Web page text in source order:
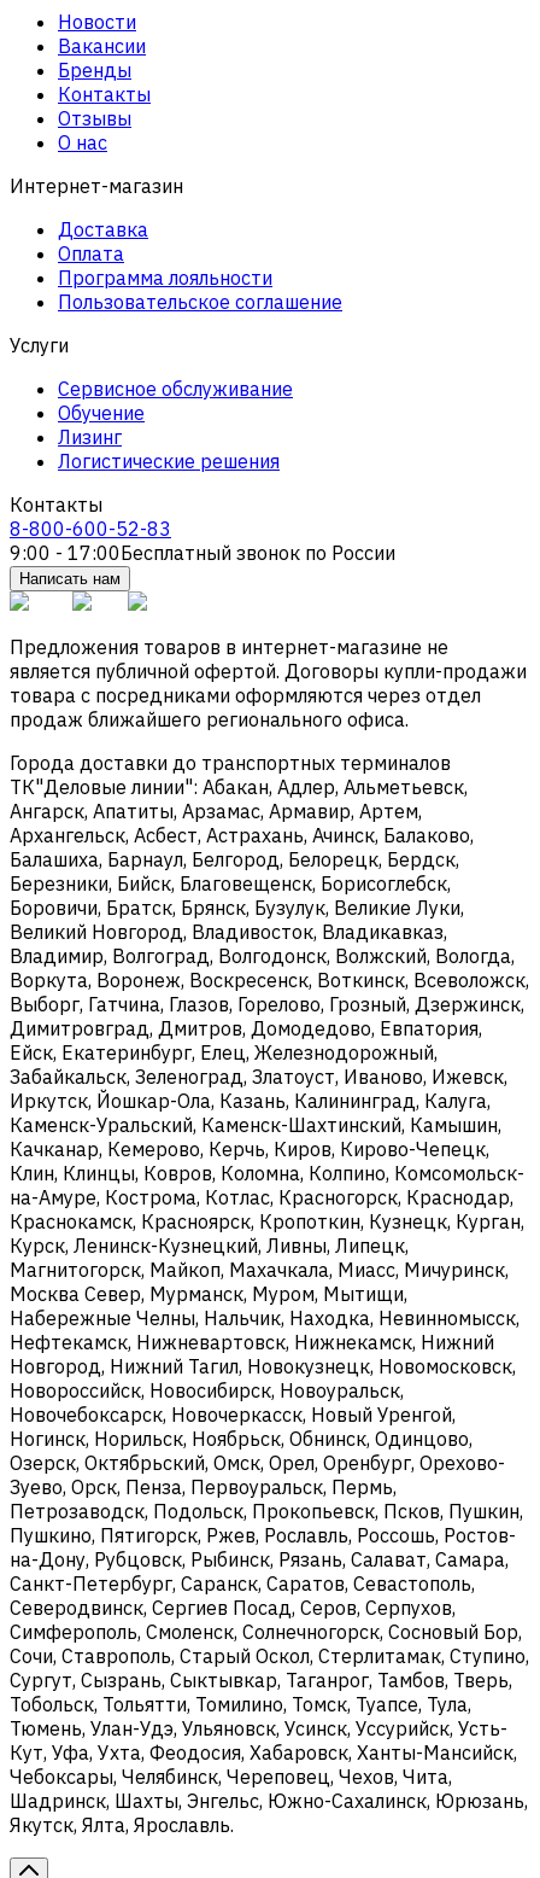
Новости
Вакансии
Бренды
Контакты
Отзывы
О нас
Интернет-магазин
Доставка
Оплата
Программа лояльности
Пользовательское соглашение
Услуги
Сервисное обслуживание
Обучение
Лизинг
Логистические решения
Контакты
8-800-600-52-83
9:00 - 17:00Бесплатный звонок по России
Написать нам
Предложения товаров в интернет-магазине не
является публичной офертой. Договоры купли-продажи
товара с посредниками оформляются через отдел
продаж ближайшего регионального офиса.
Города доставки до транспортных терминалов
ТК"Деловые линии": Абакан, Адлер, Альметьевск,
Ангарск, Апатиты, Арзамас, Армавир, Артем,
Архангельск, Асбест, Астрахань, Ачинск, Балаково,
Балашиха, Барнаул, Белгород, Белорецк, Бердск,
Березники, Бийск, Благовещенск, Борисоглебск,
Боровичи, Братск, Брянск, Бузулук, Великие Луки,
Великий Новгород, Владивосток, Владикавказ,
Владимир, Волгоград, Волгодонск, Волжский, Вологда,
Воркута, Воронеж, Воскресенск, Воткинск, Всеволожск,
Выборг, Гатчина, Глазов, Горелово, Грозный, Дзержинск,
Димитровград, Дмитров, Домодедово, Евпатория,
Ейск, Екатеринбург, Елец, Железнодорожный,
Забайкальск, Зеленоград, Златоуст, Иваново, Ижевск,
Иркутск, Йошкар-Ола, Казань, Калининград, Калуга,
Каменск-Уральский, Каменск-Шахтинский, Камышин,
Качканар, Кемерово, Керчь, Киров, Кирово-Чепецк,
Клин, Клинцы, Ковров, Коломна, Колпино, Комсомольск-
на-Амуре, Кострома, Котлас, Красногорск, Краснодар,
Краснокамск, Красноярск, Кропоткин, Кузнецк, Курган,
Курск, Ленинск-Кузнецкий, Ливны, Липецк,
Магнитогорск, Майкоп, Махачкала, Миасс, Мичуринск,
Москва Север, Мурманск, Муром, Мытищи,
Набережные Челны, Нальчик, Находка, Невинномысск,
Нефтекамск, Нижневартовск, Нижнекамск, Нижний
Новгород, Нижний Тагил, Новокузнецк, Новомосковск,
Новороссийск, Новосибирск, Новоуральск,
Новочебоксарск, Новочеркасск, Новый Уренгой,
Ногинск, Норильск, Ноябрьск, Обнинск, Одинцово,
Озерск, Октябрьский, Омск, Орел, Оренбург, Орехово-
Зуево, Орск, Пенза, Первоуральск, Пермь,
Петрозаводск, Подольск, Прокопьевск, Псков, Пушкин,
Пушкино, Пятигорск, Ржев, Рославль, Россошь, Ростов-
на-Дону, Рубцовск, Рыбинск, Рязань, Салават, Самара,
Санкт-Петербург, Саранск, Саратов, Севастополь,
Северодвинск, Сергиев Посад, Серов, Серпухов,
Симферополь, Смоленск, Солнечногорск, Сосновый Бор,
Сочи, Ставрополь, Старый Оскол, Стерлитамак, Ступино,
Сургут, Сызрань, Сыктывкар, Таганрог, Тамбов, Тверь,
Тобольск, Тольятти, Томилино, Томск, Туапсе, Тула,
Тюмень, Улан-Удэ, Ульяновск, Усинск, Уссурийск, Усть-
Кут, Уфа, Ухта, Феодосия, Хабаровск, Ханты-Мансийск,
Чебоксары, Челябинск, Череповец, Чехов, Чита,
Шадринск, Шахты, Энгельс, Южно-Сахалинск, Юрюзань,
Якутск, Ялта, Ярославль.